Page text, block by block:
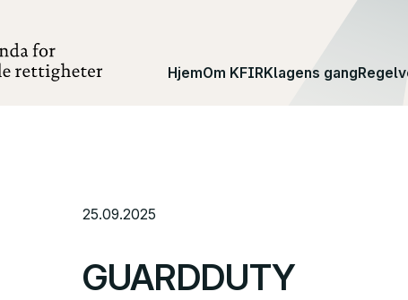
HjemOm KFIRKlagens gang
25.09.2025
GUARDDUTY